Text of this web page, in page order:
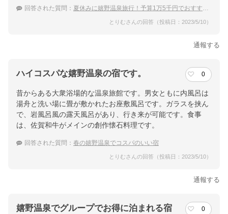
回答された質問： 夏休みに嬉野温泉旅行！予算1万5千円でおすすめの宿を教えて！
とりむさんの回答（投稿日：2023/5/10）
通報する
ハイコスパな嬉野温泉の宿です。 0
昔からある大衆浴場的な温泉旅館です。男女ともに内風呂は
湯舟と洗い場に畳が敷かれたお座敷風呂です。ガラスを挟ん
で、岩風呂風の露天風呂があり、行き来が可能です。食事
は、佐賀和牛がメインの創作懐石料理です。
回答された質問： 春の嬉野温泉でコスパのいい宿
とりむさんの回答（投稿日：2023/5/10）
通報する
嬉野温泉でグループでお得に泊まれる宿 0